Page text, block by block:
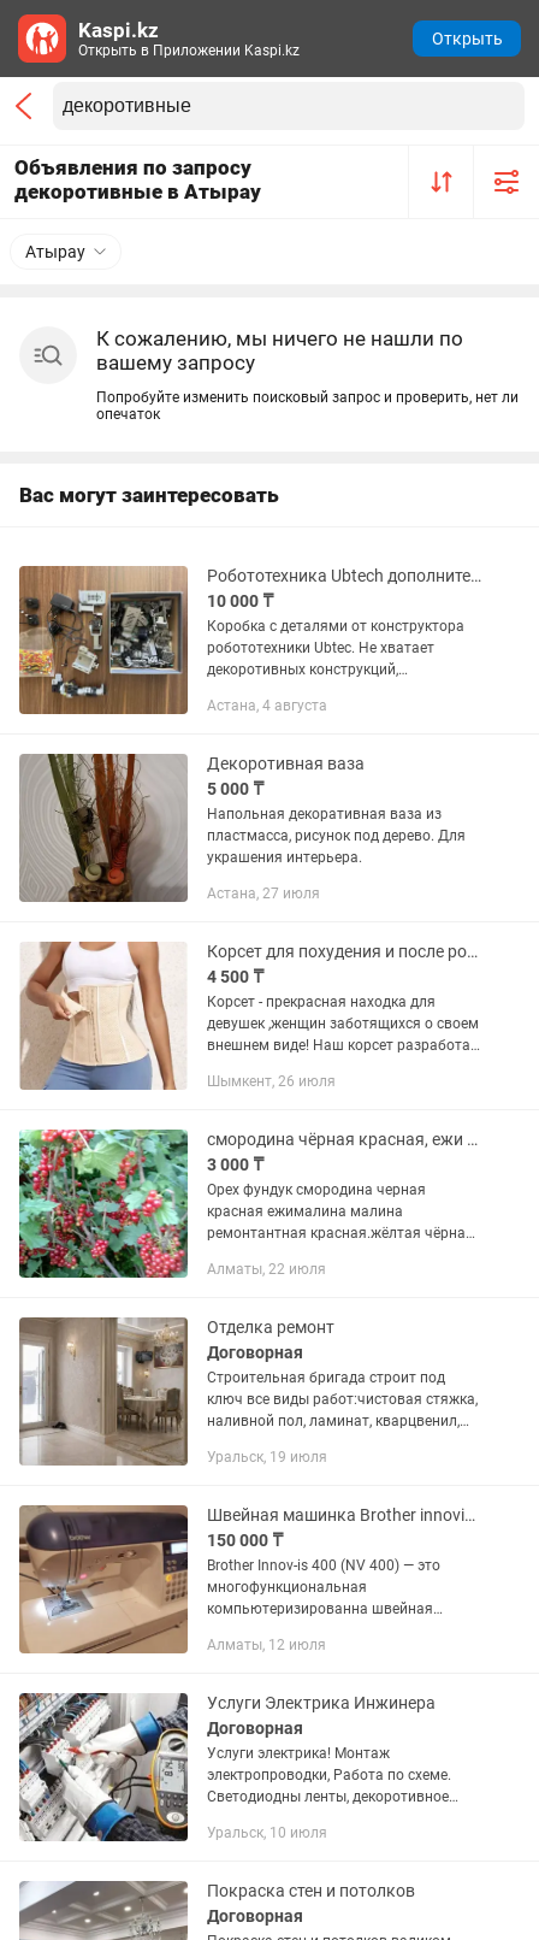
Объявления по запросу
декоротивные в Атырау
Атырау
К сожалению, мы ничего не нашли по
вашему запросу
Попробуйте изменить поисковый запрос и проверить, нет ли
опечаток
Вас могут заинтересовать
Робототехника Ubtech дополнительные детали целая коробка.
10 000 ₸
Коробка с деталями от конструктора
робототехники Ubtec. Не хватает
декоротивных конструкций,
имеется.
Астана, 4 августа
Декоротивная ваза
5 000 ₸
Напольная декоративная ваза из
пластмасса, рисунок под дерево. Для
украшения интерьера.
Астана, 27 июля
Корсет для похудения и после родов
4 500 ₸
Корсет - прекрасная находка для
девушек ,женщин заботящихся о своем
внешнем виде! Наш корсет разработан
силуэта талии, и, благодаря
Шымкент, 26 июля
смородина чёрная красная, ежи малина,еживика,черемуха.черноплодка,Годжи
3 000 ₸
Орех фундук смородина черная
красная ежималина малина
ремонтантная красная.жёлтая чёрная,
черемуха .Все в горшках с горантией
растения...
Алматы, 22 июля
Отделка ремонт
Договорная
Строительная бригада строит под
ключ все виды работ:чистовая стяжка,
наливной пол, ламинат, кварцвенил,
плинтусов,штукатурка стен, шпаклевка,
отделка,...
Уральск, 19 июля
Швейная машинка Brother innovis 400
150 000 ₸
Brother Innov-is 400 (NV 400) — это
многофункциональная
компьютеризированна швейная
предлагающая около 280 швейной
видов...
Алматы, 12 июля
Услуги Электрика Инжинера
Договорная
Услуги электрика! Монтаж
электропроводки, Работа по схеме.
Светодиодны ленты, декоротивное
розеток, датчиков движения,
префаратором,...
Уральск, 10 июля
Покраска стен и потолков
Договорная
Kaspi.kz
Открыть в Приложении Kaspi.kz
Открыть